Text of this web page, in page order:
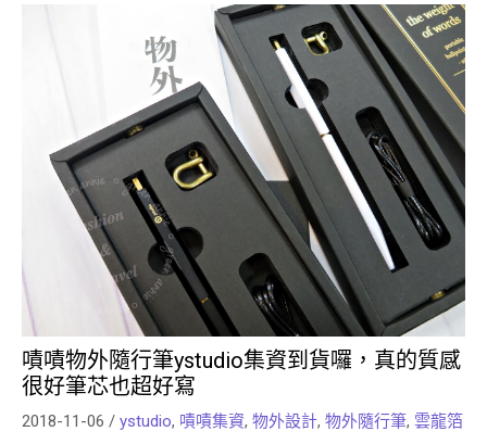
嘖嘖物外隨行筆ystudio集資到貨囉，真的質感
很好筆芯也超好寫
2018-11-06 / ystudio, 嘖嘖集資, 物外設計, 物外隨行筆, 雲龍箔